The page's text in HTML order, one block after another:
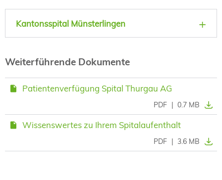
Kantonsspital Münsterlingen
Weiterführende Dokumente
Patientenverfügung Spital Thurgau AG
PDF | 0.7 MB
Wissenswertes zu Ihrem Spitalaufenthalt
PDF | 3.6 MB